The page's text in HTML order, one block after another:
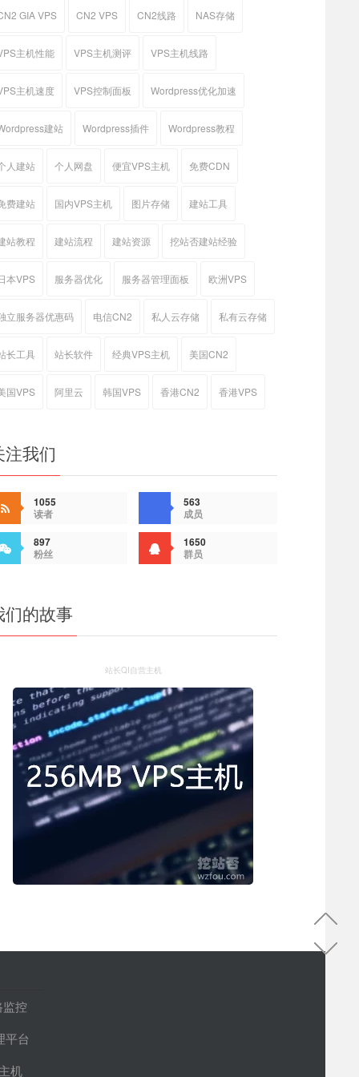
GIA VPS CN2 VPS CN2线路 NAS存储
主机性能 VPS主机测评 VPS主机线路
主机速度 VPS控制面板 Wordpress优化加速
建站 Wordpress插件 Wordpress教程
人建站 个人网盘 便宜VPS主机 免费CDN
费建站 国内VPS主机 图片存储 建站工具
站教程 建站流程 建站资源 挖站否建站经验
本VPS 服务器优化 服务器管理面板 欧洲VPS
立服务器优惠码 电信CN2 私人云存储 私有云存储
长工具 站长软件 经典VPS主机 美国CN2
国VPS 阿里云 韩国VPS 香港CN2 香港VPS
注我们
1055
读者
563
成员
897
粉丝
1650
群员
们的故事
站长QI自营主机
控
平台
机